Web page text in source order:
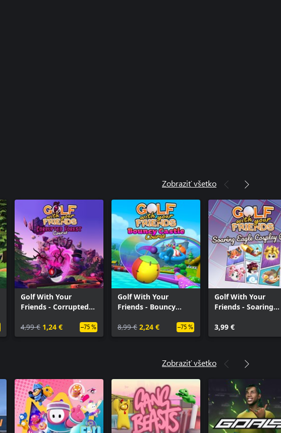
Zobraziť všetko
Golf With Your
Friends - Corrupted
4,99 € 1,24 € –75 %
Golf With Your
Friends - Bouncy
8,99 € 2,24 € –75 %
Golf With Your
Friends - Soaring
3,99 €
Zobraziť všetko